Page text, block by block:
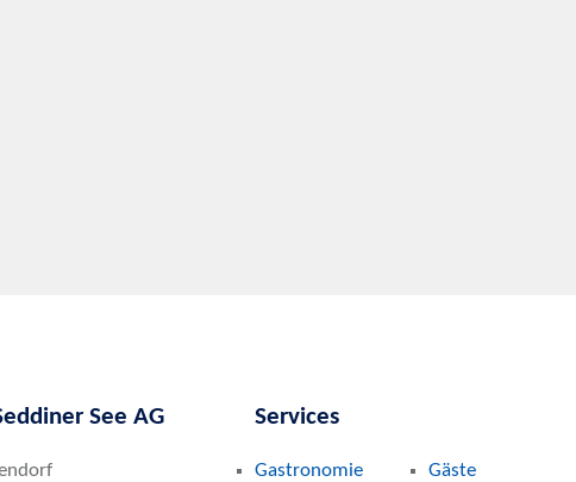
See AG Services
Gastronomie Gäste